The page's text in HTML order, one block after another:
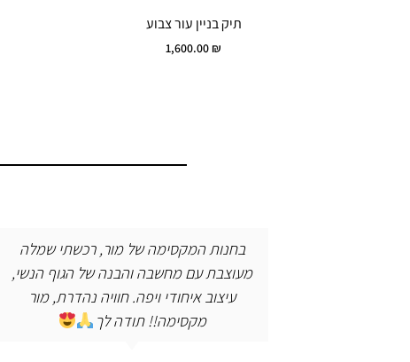
תיק בניין עור צבוע
1,600.00₪
העיצובים הכי מיוחדים שיש השירות נפלא
חוויית קנייה מושלמת ולא תמצאי את הבגד
שלך על אף אחת אחרת.